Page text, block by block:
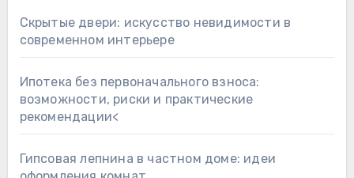
Скрытые двери: искусство невидимости в
современном интерьере
Ипотека без первоначального взноса:
возможности, риски и практические
рекомендации<
Гипсовая лепнина в частном доме: идеи